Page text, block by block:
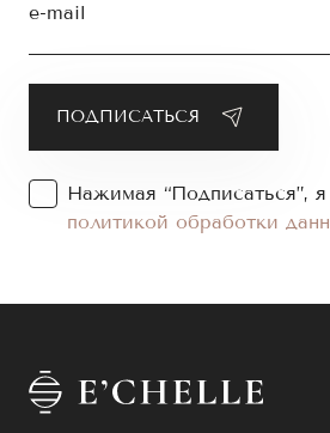
e-mail
Нажимая “Подписаться”,
политикой обработки